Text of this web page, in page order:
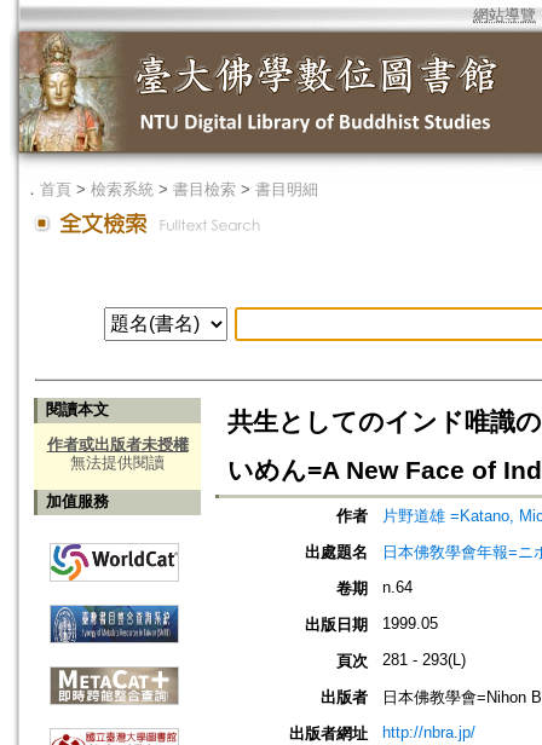
網站導覽
． 首頁 > 檢索系統 > 書目檢索 > 書目明細
閱讀本文
作者或出版者未授權
無法提供閱讀
加值服務
共生としてのインド唯識
いめん=A New Face of
作者
片野道雄 =Katano,
出處題名
日本佛敎學會年報=
卷期
n.64
出版日期 1999.05
頁次 281 - 293(L)
出版者
日本佛教學會=Nihon
出版者網址
http://nbra.jp/